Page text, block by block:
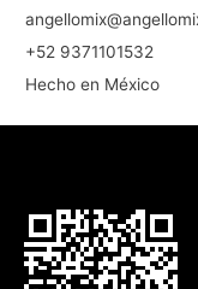
+52 9371101532
Hecho en México